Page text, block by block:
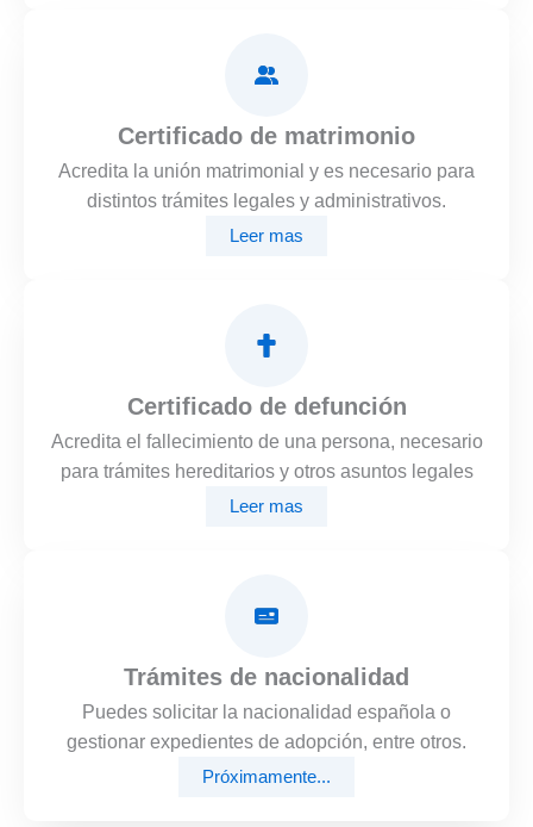
Certificado de matrimonio
Acredita la unión matrimonial y es necesario para
distintos trámites legales y administrativos.
Leer mas
Certificado de defunción
Acredita el fallecimiento de una persona, necesario
para trámites hereditarios y otros asuntos legales
Leer mas
Trámites de nacionalidad
Puedes solicitar la nacionalidad española o
gestionar expedientes de adopción, entre otros.
Próximamente...